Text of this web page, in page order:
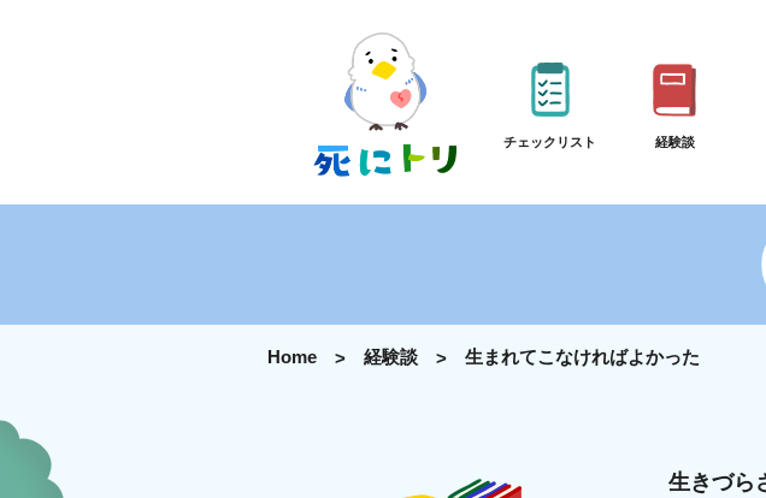
チェックリスト 経験談
Home 経験談 生まれてこなければよかった
生きづら